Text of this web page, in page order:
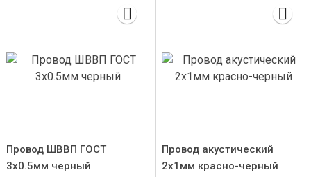
Провод ШВВП ГОСТ
3x0.5мм черный
Провод акустический
2x1мм красно-черный